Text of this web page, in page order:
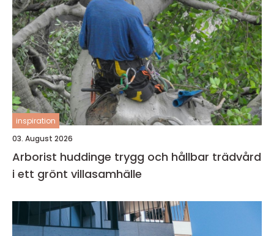
inspiration
03. August 2026
Arborist huddinge trygg och hållbar trädvård
i ett grönt villasamhälle